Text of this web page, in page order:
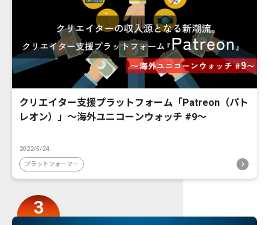
クリエイター支援プラットフォーム「Patreon（パト
レオン）」〜海外ユニコーンウォッチ #9〜
2022/5/24
プラットフォーマー